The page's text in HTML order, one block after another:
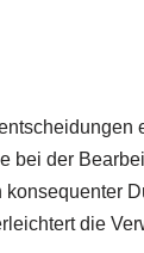
bei der
die